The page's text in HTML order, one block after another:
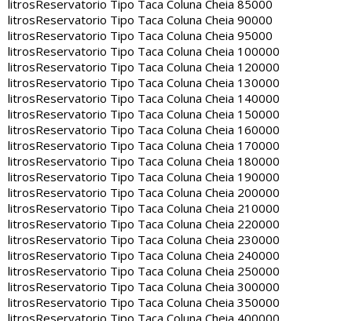
litrosReservatorio Tipo Taca Coluna Cheia 85000
litrosReservatorio Tipo Taca Coluna Cheia 90000
litrosReservatorio Tipo Taca Coluna Cheia 95000
litrosReservatorio Tipo Taca Coluna Cheia 100000
litrosReservatorio Tipo Taca Coluna Cheia 120000
litrosReservatorio Tipo Taca Coluna Cheia 130000
litrosReservatorio Tipo Taca Coluna Cheia 140000
litrosReservatorio Tipo Taca Coluna Cheia 150000
litrosReservatorio Tipo Taca Coluna Cheia 160000
litrosReservatorio Tipo Taca Coluna Cheia 170000
litrosReservatorio Tipo Taca Coluna Cheia 180000
litrosReservatorio Tipo Taca Coluna Cheia 190000
litrosReservatorio Tipo Taca Coluna Cheia 200000
litrosReservatorio Tipo Taca Coluna Cheia 210000
litrosReservatorio Tipo Taca Coluna Cheia 220000
litrosReservatorio Tipo Taca Coluna Cheia 230000
litrosReservatorio Tipo Taca Coluna Cheia 240000
litrosReservatorio Tipo Taca Coluna Cheia 250000
litrosReservatorio Tipo Taca Coluna Cheia 300000
litrosReservatorio Tipo Taca Coluna Cheia 350000